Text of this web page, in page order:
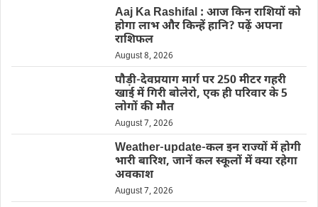
Aaj Ka Rashifal : आज किन राशियों को
होगा लाभ और किन्हें हानि? पढ़ें अपना
राशिफल
August 8, 2026
पौड़ी-देवप्रयाग मार्ग पर 250 मीटर गहरी
खाई में गिरी बोलेरो, एक ही परिवार के 5
लोगों की मौत
August 7, 2026
Weather-update-कल इन राज्यों में होगी
भारी बारिश, जानें कल स्कूलों में क्या रहेगा
अवकाश
August 7, 2026